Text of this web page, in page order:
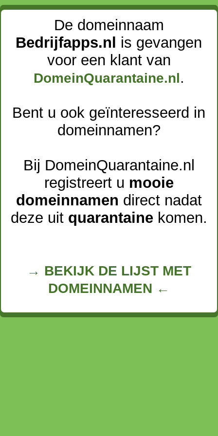
De domeinnaam
Bedrijfapps.nl
is gevangen
voor een klant van
DomeinQuarantaine.nl .
Bent u ook geïnteresseerd in
domeinnamen?
Bij DomeinQuarantaine.nl
registreert u mooie
domeinnamen direct nadat
deze uit quarantainekomen.
→ BEKIJK DE LIJST MET
DOMEINNAMEN ←